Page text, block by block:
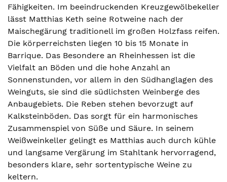
Fähigkeiten. Im beeindruckenden Kreuzgewölbekeller
lässt Matthias Keth seine Rotweine nach der
Maischegärung traditionell im großen Holzfass reifen.
Die körperreichsten liegen 10 bis 15 Monate in
Barrique. Das Besondere an Rheinhessen ist die
Vielfalt an Böden und die hohe Anzahl an
Sonnenstunden, vor allem in den Südhanglagen des
Weinguts, sie sind die südlichsten Weinberge des
Anbaugebiets. Die Reben stehen bevorzugt auf
Kalksteinböden. Das sorgt für ein harmonisches
Zusammenspiel von Süße und Säure. In seinem
Weißweinkeller gelingt es Matthias auch durch kühle
und langsame Vergärung im Stahltank hervorragend,
besonders klare, sehr sortentypische Weine zu
keltern.